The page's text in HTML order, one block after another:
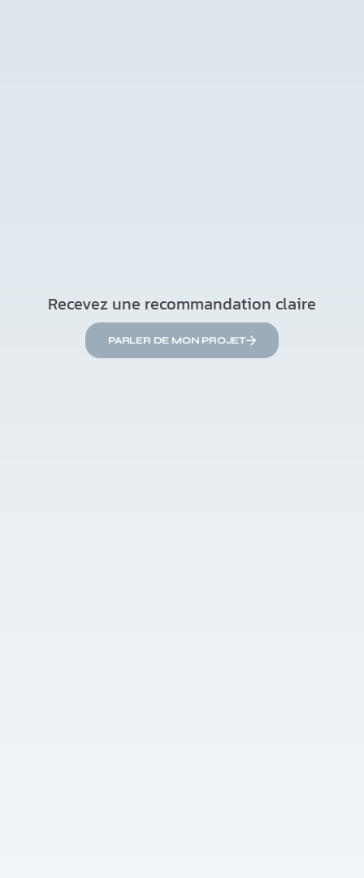
Recevez une recommandation claire
PARLER DE MON PROJET